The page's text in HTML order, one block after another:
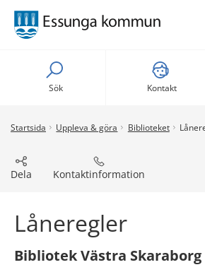
Sök Kontakt
Startsida Uppleva & göra Biblioteket
Dela Kontaktinformation
Låneregler
Bibliotek Västra Skaraborg